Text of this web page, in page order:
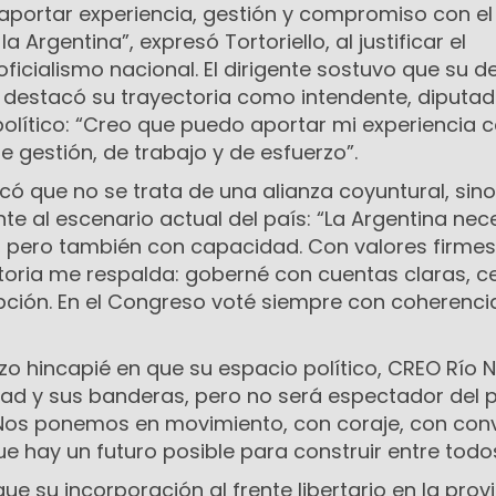
experiencia, gestión y compromiso con el
Argentina”, expresó Tortoriello, al justificar el
nacional. El dirigente sostuvo que su
destacó su trayectoria como intendente,
“Creo que puedo aportar mi experiencia
gestión, de trabajo y de esfuerzo”.
que no se trata de una alianza coyuntural,
al escenario actual del país: “La Argentina
también con capacidad. Con valores
me respalda: goberné con cuentas claras,
En el Congreso voté siempre con
hincapié en que su espacio político, CREO Río
y sus banderas, pero no será espectador del
ponemos en movimiento, con coraje, con
hay un futuro posible para construir entre
su incorporación al frente libertario en la